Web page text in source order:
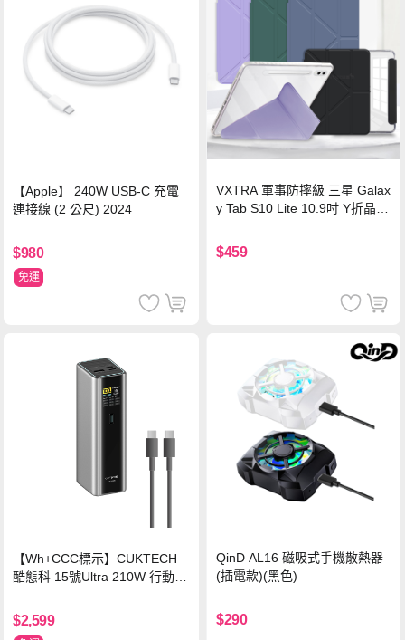
【Apple】 240W USB-C 充電
連接線 (2 公尺) 2024
$980
免運
VXTRA 軍事防摔級 三星 Galax
y Tab S10 Lite 10.9吋 Y折晶透
$459
【Wh+CCC標示】CUKTECH
酷態科 15號Ultra 210W 行動電
$2,599
QinD AL16 磁吸式手機散熱器
(插電款)(黑色)
$290